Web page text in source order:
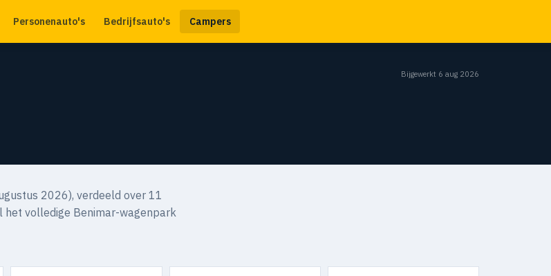
Personenauto's Bedrijfsauto's Campers
Bijgewerkt 6 aug 2026
2026), verdeeld over 11
het volledige Benimar-wagenpark